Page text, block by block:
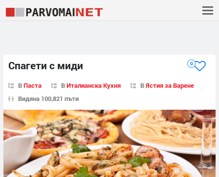
Спагети с миди 0
ВПаста ВИталианска Кухня ВЯстия за Варене
Видяна 100,821 пъти